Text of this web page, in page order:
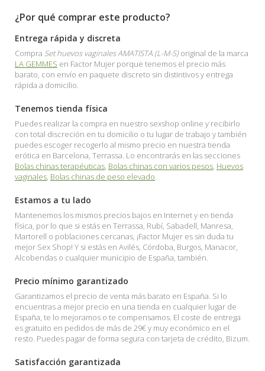
¿Por qué comprar este producto?
Entrega rápida y discreta
Compra Set huevos vaginales AMATISTA (L-M-S)original de la marca
LA GEMMES en Factor Mujer porque tenemos el precio más
barato, con envío en paquete discreto sin distintivos y entrega
rápida a domicilio.
Tenemos tienda física
Puedes realizar la compra en nuestro sexshop online y recibirlo
con total discreción en tu domicilio o tu lugar de trabajo y también
puedes escoger recogerlo al mismo precio en nuestra tienda
erótica en Barcelona, Terrassa. Lo encontrarás en las secciones
Bolas chinas terapéuticas, Bolas chinas con varios pesos, Huevos
vaginales, Bolas chinas de peso elevado.
Estamos a tu lado
Mantenemos los mismos precios bajos en Internet y en tienda
física, por lo que si estás en Terrassa, Rubí, Sabadell, Manresa,
Martorell o poblaciones cercanas, ¡Factor Mujer es sin duda tu
mejor Sex Shop! Y si estás en Avilés, Córdoba, Burgos, Manacor,
Alcobendas o cualquier municipio de España, también.
Precio mínimo garantizado
Garantizamos el precio de venta más barato en España. Si lo
encuentras a mejor precio en una tienda en cualquier lugar de
España, te lo mejoramos o te compensamos. El coste de entrega
es gratuito en pedidos de más de 29€ y muy económico en el
resto. Puedes pagar de forma segura con tarjeta de crédito, Bizum.
Satisfacción garantizada